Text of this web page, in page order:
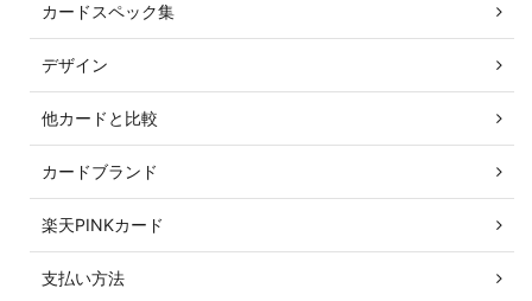
カードスペック集
デザイン
他カードと比較
カードブランド
楽天PINKカード
支払い方法